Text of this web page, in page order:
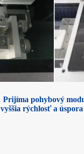
Prijíma pohybový
vyššia rýchlosť a úspora